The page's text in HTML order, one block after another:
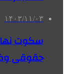
۱۴۰۳/۱۱/۰۳
سکوت
حقوقی